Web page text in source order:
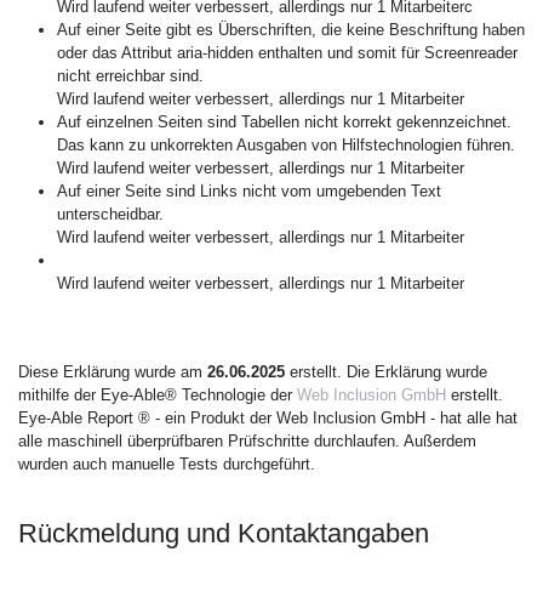
Wird laufend weiter verbessert, allerdings nur 1 Mitarbeiterc
Auf einer Seite gibt es Überschriften, die keine Beschriftung haben
oder das Attribut aria-hidden enthalten und somit für Screenreader
nicht erreichbar sind.
Wird laufend weiter verbessert, allerdings nur 1 Mitarbeiter
Auf einzelnen Seiten sind Tabellen nicht korrekt gekennzeichnet.
Das kann zu unkorrekten Ausgaben von Hilfstechnologien führen.
Wird laufend weiter verbessert, allerdings nur 1 Mitarbeiter
Auf einer Seite sind Links nicht vom umgebenden Text
unterscheidbar.
Wird laufend weiter verbessert, allerdings nur 1 Mitarbeiter
Wird laufend weiter verbessert, allerdings nur 1 Mitarbeiter
Diese Erklärung wurde am 26.06.2025 erstellt. Die Erklärung wurde
mithilfe der Eye-Able® Technologie der Web Inclusion GmbH erstellt.
Eye-Able Report ® - ein Produkt der Web Inclusion GmbH - hat alle hat
alle maschinell überprüfbaren Prüfschritte durchlaufen. Außerdem
wurden auch manuelle Tests durchgeführt.
Rückmeldung und Kontaktangaben